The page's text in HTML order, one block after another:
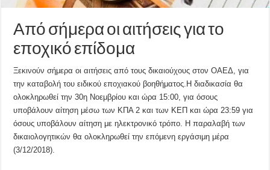
Από σήμερα οι αιτήσεις για το
εποχικό επίδομα
Ξεκινούν σήμερα οι αιτήσεις από τους δικαιούχους στον ΟΑΕΔ, για
την καταβολή του ειδικού εποχιακού βοηθήματος.Η διαδικασία θα
ολοκληρωθεί την 30η Νοεμβρίου και ώρα 15:00, για όσους
υποβάλουν αίτηση μέσω των ΚΠΑ 2 και των ΚΕΠ και ώρα 23:59 για
όσους υποβάλουν αίτηση με ηλεκτρονικό τρόπο. Η παραλαβή των
δικαιολογητικών θα ολοκληρωθεί την επόμενη εργάσιμη μέρα
(3/12/2018).